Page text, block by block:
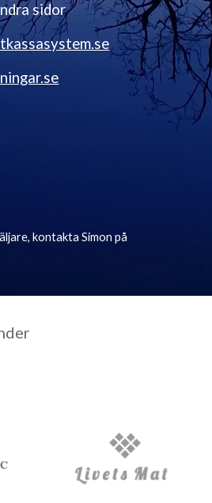
sidor
kontakta Simon på